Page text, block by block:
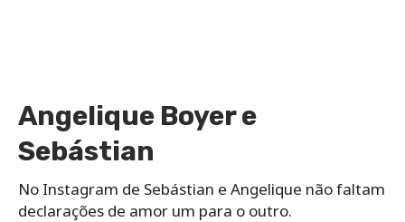
Angelique Boyer e
Sebástian
No Instagram de Sebástian e Angelique não faltam
declarações de amor um para o outro.